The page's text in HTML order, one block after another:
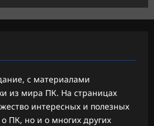
с материалами
из мира ПК. На страницах
интересных и полезных
ПК, но и о многих других